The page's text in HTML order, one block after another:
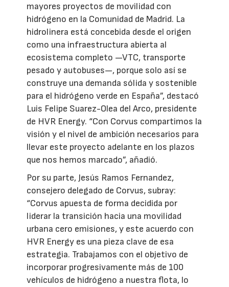
mayores proyectos de movilidad con
hidrógeno en la Comunidad de Madrid. La
hidrolinera está concebida desde el origen
como una infraestructura abierta al
ecosistema completo —VTC, transporte
pesado y autobuses—, porque solo así se
construye una demanda sólida y sostenible
para el hidrógeno verde en España”, destacó
Luis Felipe Suarez-Olea del Arco, presidente
de HVR Energy. “Con Corvus compartimos la
visión y el nivel de ambición necesarios para
llevar este proyecto adelante en los plazos
que nos hemos marcado”, añadió.
Por su parte, Jesús Ramos Fernandez,
consejero delegado de Corvus, subray:
“Corvus apuesta de forma decidida por
liderar la transición hacia una movilidad
urbana cero emisiones, y este acuerdo con
HVR Energy es una pieza clave de esa
estrategia. Trabajamos con el objetivo de
incorporar progresivamente más de 100
vehículos de hidrógeno a nuestra flota, lo